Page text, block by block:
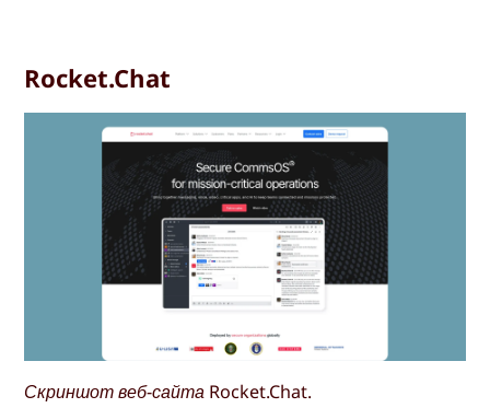
Rocket.Chat
Скриншот веб-сайта Rocket.Chat.